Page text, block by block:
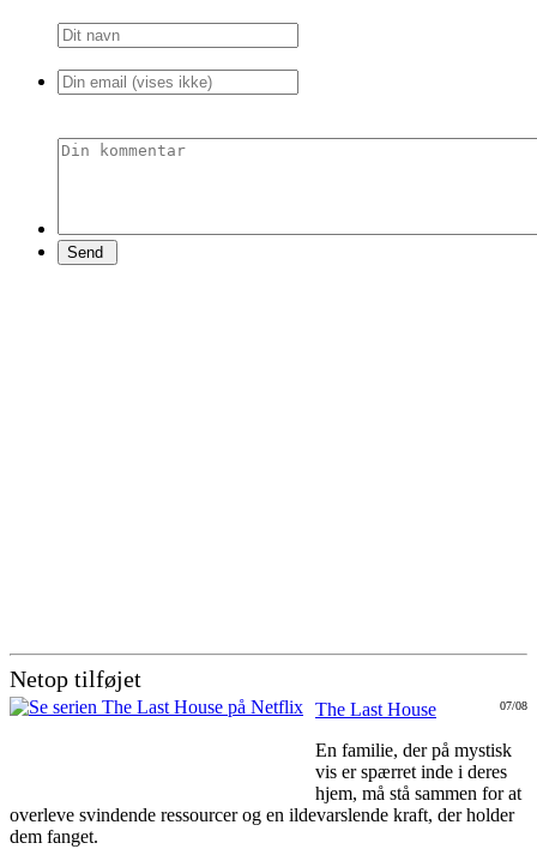
Netop tilføjet
07/08
The Last House
En familie, der på mystisk
vis er spærret inde i deres
hjem, må stå sammen for at
overleve svindende ressourcer og en ildevarslende kraft, der holder
dem fanget.